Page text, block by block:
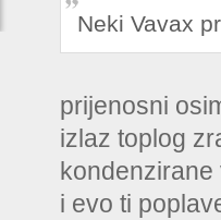
Neki Vavax
prijenosni
izlaz toplog
i evo ti